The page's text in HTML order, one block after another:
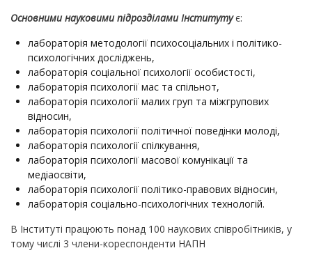
Основними науковими підрозділами Інститутує:
лабораторія методології психосоціальних і політико-
психологічних досліджень,
лабораторія соціальної психології особистості,
лабораторія психології мас та спільнот,
лабораторія психології малих груп та міжгрупових
відносин,
лабораторія психології політичної поведінки молоді,
лабораторія психології спілкування,
лабораторія психології масової комунікації та
медіаосвіти,
лабораторія психології політико-правових відносин,
лабораторія соціально-психологічних технологій.
В Інституті працюють понад 100 наукових співробітників, у
тому числі 3 члени-кореспонденти НАПН